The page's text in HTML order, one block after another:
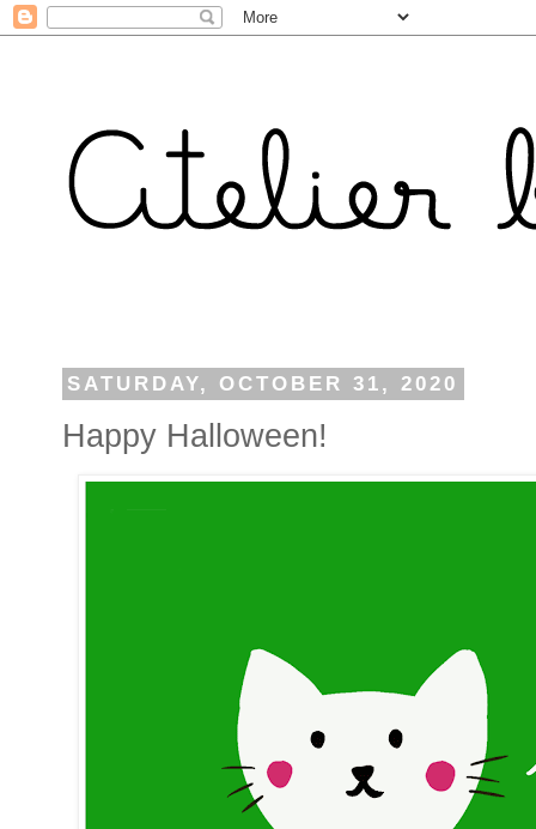
SATURDAY, OCTOBER 31, 2020
Happy Halloween!